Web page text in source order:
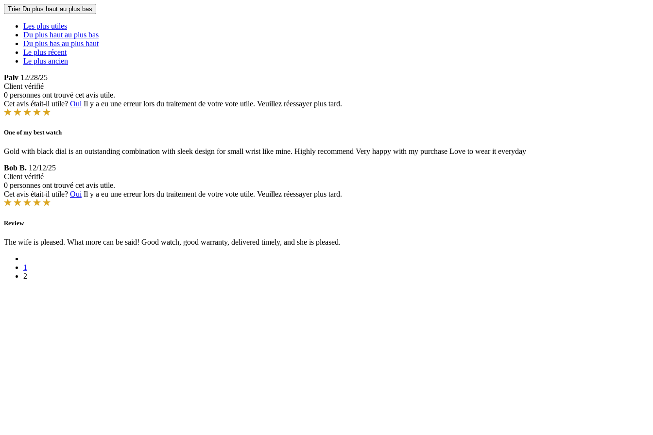
Trier Du plus haut au plus bas
Les plus utiles
Du plus haut au plus bas
Du plus bas au plus haut
Le plus récent
Le plus ancien
Palv 12/28/25
Client vérifié
0 personnes ont trouvé cet avis utile.
Cet avis était-il utile? Oui Il y a eu une erreur lors du traitement de votre vote utile. Veuillez réessayer plus tard.
One of my best watch
Gold with black dial is an outstanding combination with sleek design for small wrist like mine. Highly recommend Very happy with my purchase Love to wear it everyday
Bob B. 12/12/25
Client vérifié
0 personnes ont trouvé cet avis utile.
Cet avis était-il utile? Oui Il y a eu une erreur lors du traitement de votre vote utile. Veuillez réessayer plus tard.
Review
The wife is pleased. What more can be said! Good watch, good warranty, delivered timely, and she is pleased.
1
2